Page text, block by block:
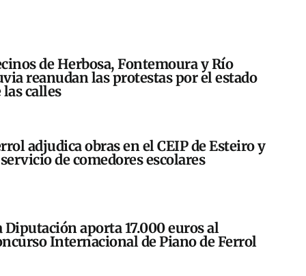
de Herbosa, Fontemoura y Río
reanudan las protestas por el estado
las calles
adjudica obras en el CEIP de Esteiro y
de comedores escolares
Diputación aporta 17.000 euros al
Internacional de Piano de Ferrol